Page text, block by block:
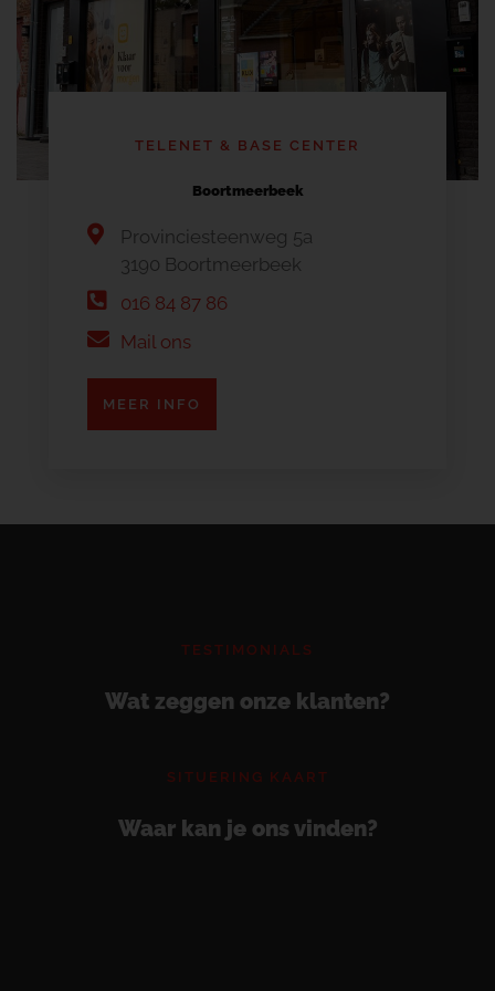
TELENET & BASE CENTER
Boortmeerbeek
Provinciesteenweg 5a
3190 Boortmeerbeek
016 84 87 86
Mail ons
MEER INFO
TESTIMONIALS
Wat zeggen onze klanten?
SITUERING KAART
Waar kan je ons vinden?